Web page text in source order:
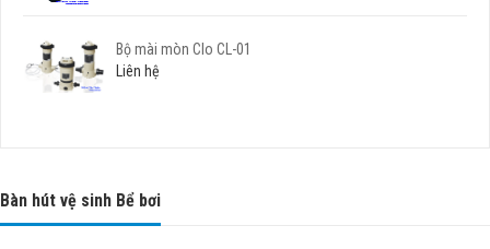
Bộ mài mòn Clo CL-01
Liên hệ
Bàn hút vệ sinh Bể bơi